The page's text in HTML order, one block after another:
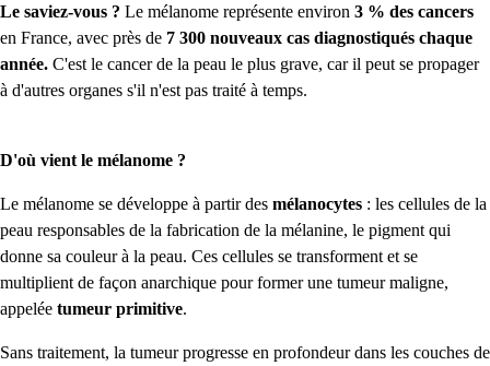
Le saviez-vous ? Le mélanome représente environ 3 % des cancers
en France, avec près de 7 300 nouveaux cas diagnostiqués chaque
année. C'est le cancer de la peau le plus grave, car il peut se propager
à d'autres organes s'il n'est pas traité à temps.
D'où vient le mélanome ?
Le mélanome se développe à partir des mélanocytes : les cellules de la
peau responsables de la fabrication de la mélanine, le pigment qui
donne sa couleur à la peau. Ces cellules se transforment et se
multiplient de façon anarchique pour former une tumeur maligne,
appelée tumeur primitive.
Sans traitement, la tumeur progresse en profondeur dans les couches de